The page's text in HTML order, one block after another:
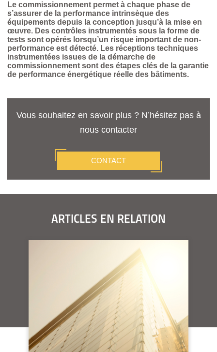
Le commissionnement permet à chaque phase de
s’assurer de la performance intrinsèque des
équipements depuis la conception jusqu’à la mise en
œuvre. Des contrôles instrumentés sous la forme de
tests sont opérés lorsqu’un risque important de non-
performance est détecté. Les réceptions techniques
instrumentées issues de la démarche de
commissionnement sont des étapes clés de la garantie
de performance énergétique réelle des bâtiments.
Vous souhaitez en savoir plus ? N’hésitez pas à
nous contacter
CONTACT
ARTICLES EN RELATION